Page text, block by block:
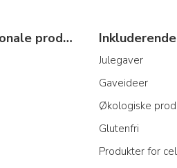
Typiske italienske regionale produkter
Julegaver
Gaveideer
Økologiske
Glutenfri
Produkter for